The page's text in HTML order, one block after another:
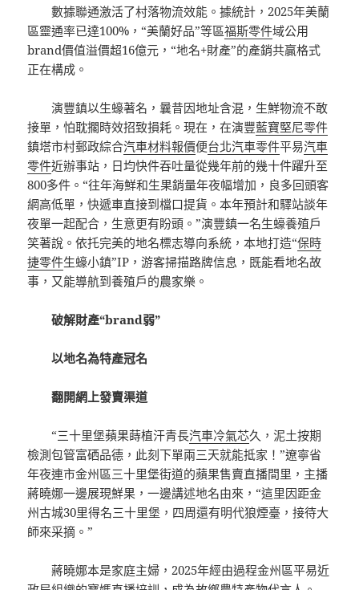
數據聯通激活了村落物流效能。據統計，2025年美蘭
區靈通率已達100%，“美蘭好品”等區福斯零件域公用
brand價值溢價超16億元，“地名+財產”的產銷共贏格式
正在構成。
演豐鎮以生蠔著名，曩昔因地址含混，生鮮物流不敢
接單，怕耽擱時效招致損耗。現在，在演豐藍寶堅尼零件
鎮塔市村郵政綜合汽車材料報價便台北汽車零件平易汽車
零件近辦事站，日均快件吞吐量從幾年前的幾十件躍升至
800多件。“往年海鮮和生果銷量年夜幅增加，良多回頭客
網高低單，快遞車直接到檔口提貨。本年預計和驛站談年
夜單一起配合，生意更有盼頭。”演豐鎮一名生蠔養殖戶
笑著說。依托完美的地名標志導向系統，本地打造“保時
捷零件生蠔小鎮”IP，游客掃描路牌信息，既能看地名故
事，又能導航到養殖戶的農家樂。
破解財產“brand弱”
以地名為特產冠名
翻開網上發賣渠道
“三十里堡蘋果蒔植汗青長汽車冷氣芯久，泥土按期
檢測包管富硒品德，此刻下單兩三天就能抵家！”遼寧省
年夜連市金州區三十里堡街道的蘋果售賣直播間里，主播
蔣曉娜一邊展現鮮果，一邊講述地名由來，“這里因距金
州古城30里得名三十里堡，四周還有明代狼煙臺，接待大
師來采摘。”
蔣曉娜本是家庭主婦，2025年經由過程金州區平易近